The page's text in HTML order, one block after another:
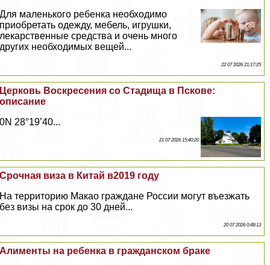
Для маленького ребенка необходимо
приобретать одежду, мебель, игрушки,
лекарственные средства и очень много
других необходимых вещей...
22 07 2026 21:17:25
Церковь Воскресения со Стадища в Пскове:
описание
0N 28°19’40...
21 07 2026 15:40:20
Срочная виза в Китай в2019 году
На территорию Макао граждане России могут въезжать
без визы на срок до 30 дней...
20 07 2026 0:48:13
Алименты на ребенка в гражданском бpaке